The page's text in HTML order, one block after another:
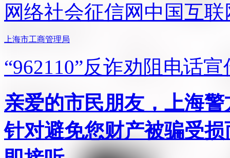
网络社会征信网 中国互
上海市工商管理局
“962110”反诈劝阻电话宣
亲爱的市民朋友，上海
针对避免您财产被骗受